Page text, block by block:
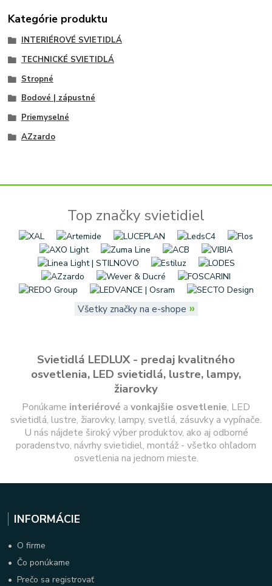
Kategórie produktu
INTERIÉROVÉ SVIETIDLÁ
TECHNICKÉ SVIETIDLÁ
Stropné
Bodové | zápustné
Priemyselné
AZzardo
Top značky svietidiel
Všetky značky na e-shope »
Svietidlá LEDLUX - predaj kvalitného
osvetlenia, LED svietidlá, lustre, lampy,
žiarovky
Ponúkame interiérové a vonkajšie osvetlenie, LED
svietidlá, lustre, žiarovky, lampy, svetlá, zásuvky a vypínače.
U nás nájdete široký výber produktov, ako aj odborné
poradenstvo, návrhy svietidiel, montáž - všetko ohľadom
osvetlenia na jednom mieste.
INFORMÁCIE
• O firme
• Čo ponúkame
•Prečo sa registrovať